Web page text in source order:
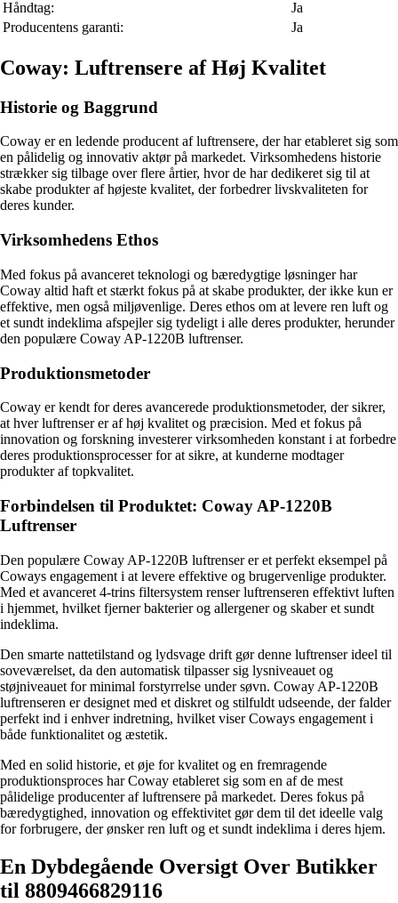
Håndtag:
Ja
Producentens garanti:
Ja
Coway: Luftrensere af Høj Kvalitet
Historie og Baggrund
Coway er en ledende producent af luftrensere, der har etableret sig som
en pålidelig og innovativ aktør på markedet. Virksomhedens historie
strækker sig tilbage over flere årtier, hvor de har dedikeret sig til at
skabe produkter af højeste kvalitet, der forbedrer livskvaliteten for
deres kunder.
Virksomhedens Ethos
Med fokus på avanceret teknologi og bæredygtige løsninger har
Coway altid haft et stærkt fokus på at skabe produkter, der ikke kun er
effektive, men også miljøvenlige. Deres ethos om at levere ren luft og
et sundt indeklima afspejler sig tydeligt i alle deres produkter, herunder
den populære Coway AP-1220B luftrenser.
Produktionsmetoder
Coway er kendt for deres avancerede produktionsmetoder, der sikrer,
at hver luftrenser er af høj kvalitet og præcision. Med et fokus på
innovation og forskning investerer virksomheden konstant i at forbedre
deres produktionsprocesser for at sikre, at kunderne modtager
produkter af topkvalitet.
Forbindelsen til Produktet: Coway AP-1220B
Luftrenser
Den populære Coway AP-1220B luftrenser er et perfekt eksempel på
Coways engagement i at levere effektive og brugervenlige produkter.
Med et avanceret 4-trins filtersystem renser luftrenseren effektivt luften
i hjemmet, hvilket fjerner bakterier og allergener og skaber et sundt
indeklima.
Den smarte nattetilstand og lydsvage drift gør denne luftrenser ideel til
soveværelset, da den automatisk tilpasser sig lysniveauet og
støjniveauet for minimal forstyrrelse under søvn. Coway AP-1220B
luftrenseren er designet med et diskret og stilfuldt udseende, der falder
perfekt ind i enhver indretning, hvilket viser Coways engagement i
både funktionalitet og æstetik.
Med en solid historie, et øje for kvalitet og en fremragende
produktionsproces har Coway etableret sig som en af de mest
pålidelige producenter af luftrensere på markedet. Deres fokus på
bæredygtighed, innovation og effektivitet gør dem til det ideelle valg
for forbrugere, der ønsker ren luft og et sundt indeklima i deres hjem.
En Dybdegående Oversigt Over Butikker
til 8809466829116